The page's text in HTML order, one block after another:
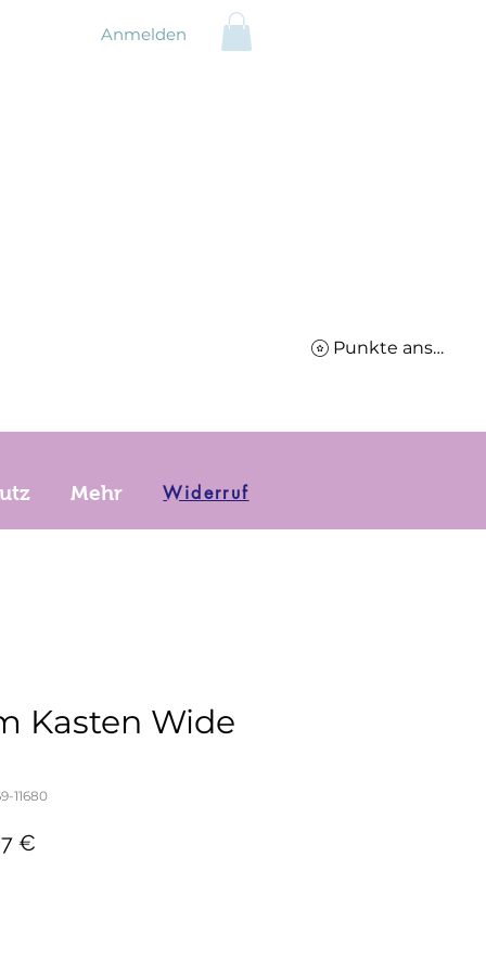
Anmelden
Punkte ansehen
Mehr Widerruf
Kasten Wide
11680
€